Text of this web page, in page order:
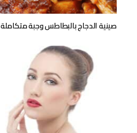
صينية الدجاج بالبطاطس وجبة متكاملة